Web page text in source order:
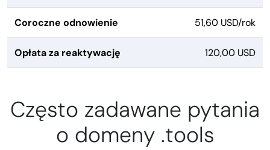
Coroczne odnowienie 51,60 USD/rok
Opłata za reaktywację 120,00 USD
Często zadawane pytania
o domeny .tools